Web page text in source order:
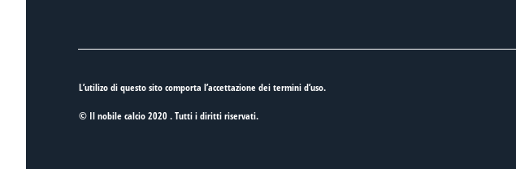
L’utilizo di questo sito comporta l’accettazione deitermini d’uso.
© Il nobile calcio 2020 . Tutti i diritti riservati.